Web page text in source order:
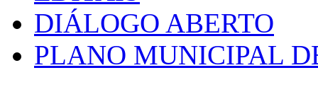
DIÁLOGO ABERTO
PLANO MUNICIPAL